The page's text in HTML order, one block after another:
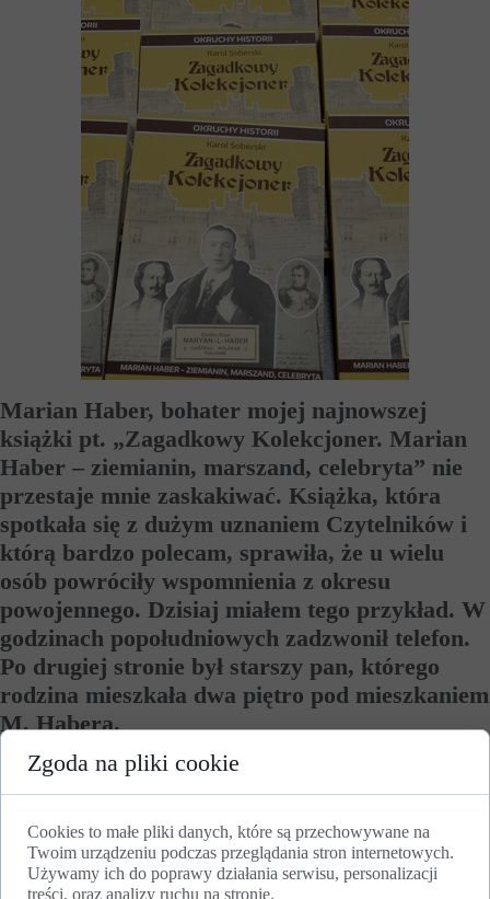
Marian Haber, bohater mojej najnowszej
książki pt. „Zagadkowy Kolekcjoner. Marian
Haber – ziemianin, marszand, celebryta” nie
przestaje mnie zaskakiwać. Książka, która
spotkała się z dużym uznaniem Czytelników i
którą bardzo polecam, sprawiła, że u wielu
osób powróciły wspomnienia z okresu
powojennego. Dzisiaj miałem tego przykład. W
godzinach popołudniowych zadzwonił telefon.
Po drugiej stronie był starszy pan, którego
rodzina mieszkała dwa piętro pod mieszkaniem
M. Habera.
– Marian Haber jest doskonałym przykładem, jak łatwo
zapominamy o zasłużonych dla naszego regionu osobach. Dzisiaj
kolekcjoner mieszkał w Kołdrąbiu. Dlatego jestem bardzo
szczęśliwy, że powstała ta książka. Tym bardziej, że ukazała się w
roku, w którym M. Haber obchodzi 120. urodziny. To jest mój
Zgoda na pliki cookie
Cookies to małe pliki danych, które są przechowywane na
Twoim urządzeniu podczas przeglądania stron internetowych.
Używamy ich do poprawy działania serwisu, personalizacji
treści, oraz analizy ruchu na stronie.